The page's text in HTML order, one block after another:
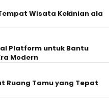
Wisata Kekinian ala
Platform untuk Bantu
Modern
Ruang Tamu yang Tepat